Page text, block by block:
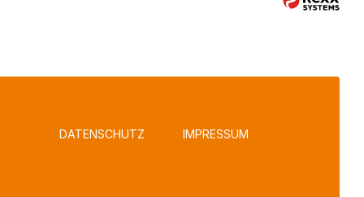
IMPRESSUM
DATENSCHUTZ